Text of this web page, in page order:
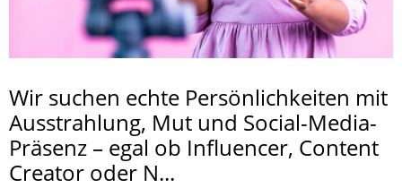
Wir suchen echte Persönlichkeiten mit
Ausstrahlung, Mut und Social-Media-
Präsenz – egal ob Influencer, Content
Creator oder N...